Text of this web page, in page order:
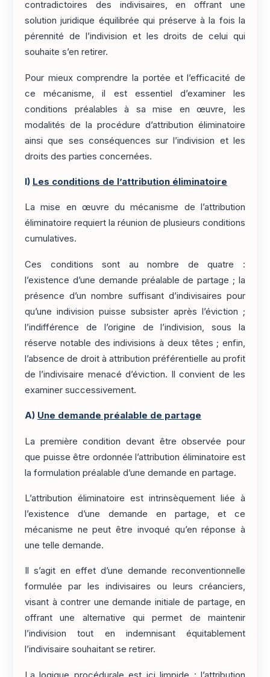
contradictoires des indivisaires, en offrant une
solution juridique équilibrée qui préserve à la fois la
pérennité de l’indivision et les droits de celui qui
souhaite s’en retirer.
Pour mieux comprendre la portée et l’efficacité de
ce mécanisme, il est essentiel d’examiner les
conditions préalables à sa mise en œuvre, les
modalités de la procédure d’attribution éliminatoire
ainsi que ses conséquences sur l’indivision et les
droits des parties concernées.
I) Les conditions de l’attribution éliminatoire
La mise en œuvre du mécanisme de l’attribution
éliminatoire requiert la réunion de plusieurs conditions
cumulatives.
Ces conditions sont au nombre de quatre :
l’existence d’une demande préalable de partage ; la
présence d’un nombre suffisant d’indivisaires pour
qu’une indivision puisse subsister après l’éviction ;
l’indifférence de l’origine de l’indivision, sous la
réserve notable des indivisions à deux têtes ; enfin,
l’absence de droit à attribution préférentielle au profit
de l’indivisaire menacé d’éviction. Il convient de les
examiner successivement.
A) Une demande préalable de partage
La première condition devant être observée pour
que puisse être ordonnée l’attribution éliminatoire est
la formulation préalable d’une demande en partage.
L’attribution éliminatoire est intrinsèquement liée à
l’existence d’une demande en partage, et ce
mécanisme ne peut être invoqué qu’en réponse à
une telle demande.
Il s’agit en effet d’une demande reconventionnelle
formulée par les indivisaires ou leurs créanciers,
visant à contrer une demande initiale de partage, en
offrant une alternative qui permet de maintenir
l’indivision tout en indemnisant équitablement
l’indivisaire souhaitant se retirer.